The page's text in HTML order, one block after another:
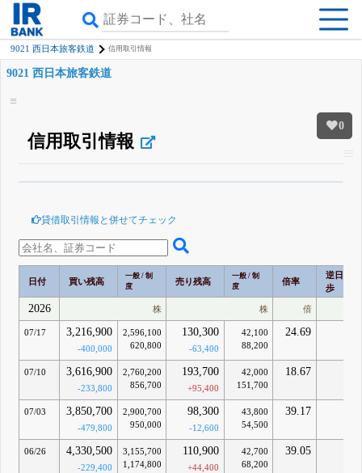
9021 西日本旅客鉄道 信用取引情報
0
9021 西日本旅客鉄道
信用取引情報
登録すると永久30%OFFと米株版の先行利用も付きます
貸借取引情報と併せてチェック
日付 買い残高
一般 / 制
度
売り残高
一般 / 制
度
倍率
逆日
歩
2026 株 株 倍
07/17 3,216,900
-400,000
2,596,100
620,800
130,300
-63,400
42,100
88,200
24.69
07/10 3,616,900
-233,800
2,760,200
856,700
193,700
+95,400
42,000
151,700
18.67
07/03 3,850,700
-479,800
2,900,700
950,000
98,300
-12,600
43,800
54,500
39.17
06/26 4,330,500
-229,400
3,155,700
1,174,800
110,900
+44,400
42,700
68,200
39.05